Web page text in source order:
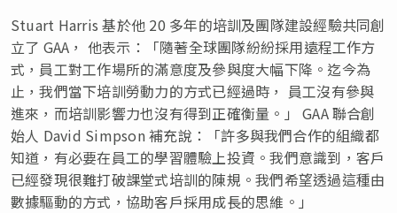
Stuart Harris 基於他 20 多年的培訓及團隊建設經驗共同創
立了 GAA， 他表示：「隨著全球團隊紛紛採用遠程工作方
式，員工對工作場所的滿意度及參與度大幅下降。迄今為
止，我們當下培訓勞動力的方式已經過時， 員工沒有參與
進來，而培訓影響力也沒有得到正確衡量。」 GAA 聯合創
始人 David Simpson 補充說：「許多與我們合作的組織都
知道，有必要在員工的學習體驗上投資。我們意識到，客戶
已經發現很難打破課堂式培訓的陳規。我們希望透過這種由
數據驅動的方式，協助客戶採用成長的思維。」